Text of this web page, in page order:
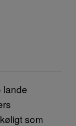
lande
som